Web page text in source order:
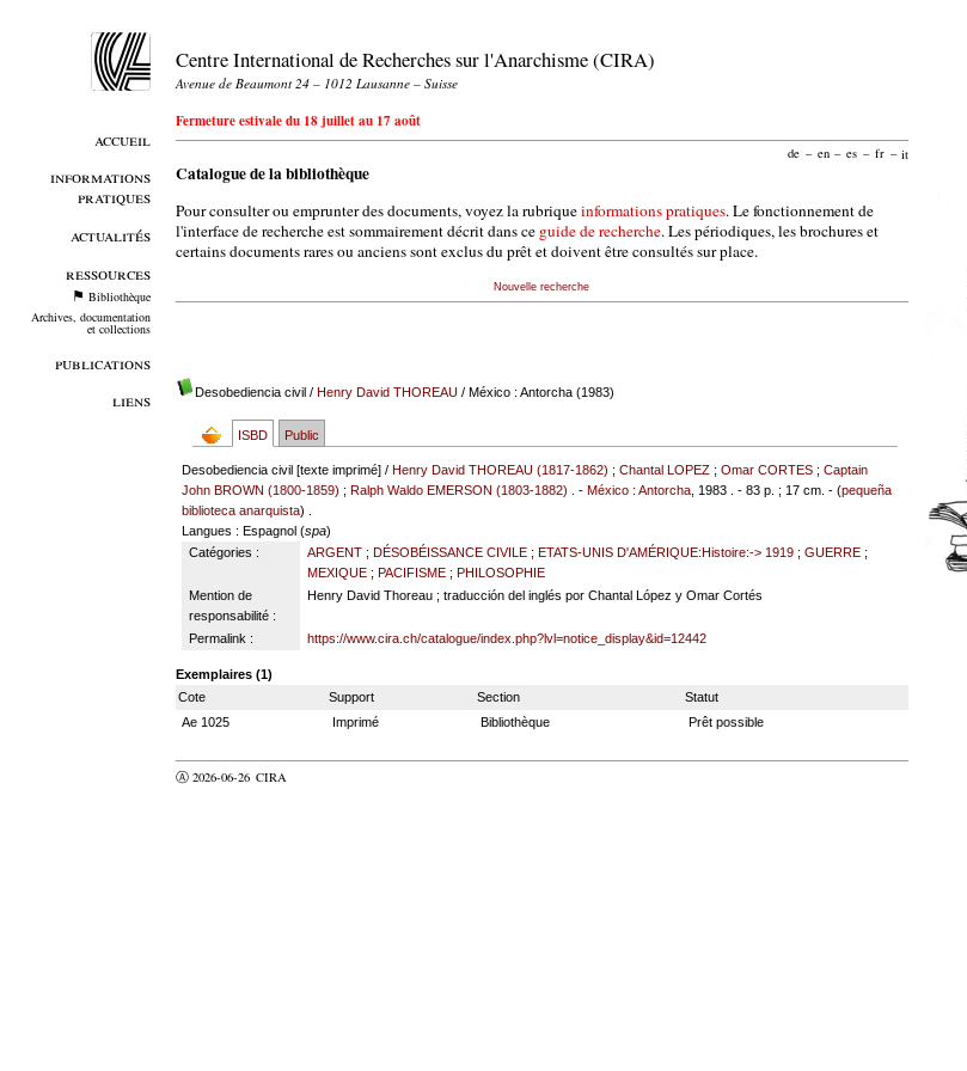
accueil
informations
pratiques
actualités
ressources
Bibliothèque
Archives, documentation
et collections
publications
liens
Centre International de Recherches sur l'Anarchisme (CIRA)
Avenue de Beaumont 24 – 1012 Lausanne – Suisse
Fermeture estivale du 18 juillet au 17 août
de – en – es – fr – it
Catalogue de la bibliothèque
Pour consulter ou emprunter des documents, voyez la rubriqueinformations pratiques. Le fonctionnement de
l'interface de recherche est sommairement décrit dans ce guide de recherche. Les périodiques, les brochures et
certains documents rares ou anciens sont exclus du prêt et doivent être consultés sur place.
Nouvelle recherche
Desobediencia civil/ Henry David THOREAU/ México : Antorcha (1983)
ISBD Public
Desobediencia civil [texte imprimé] /Henry David THOREAU (1817-1862) ;Chantal LOPEZ ;Omar CORTES ;Captain
John BROWN (1800-1859) ;Ralph Waldo EMERSON (1803-1882) . -México : Antorcha , 1983 . - 83 p. ; 17 cm. - (pequeña
biblioteca anarquista) .
Langues : Espagnol (spa)
Catégories :
ARGENT; DÉSOBÉISSANCE CIVILE; ETATS-UNIS D'AMÉRIQUE:Histoire:-> 1919; GUERRE;
MEXIQUE; PACIFISME; PHILOSOPHIE
Mention de
responsabilité :
Henry David Thoreau ; traducción del inglés por Chantal López y Omar Cortés
Permalink : https://www.cira.ch/catalogue/index.php?lvl=notice_display&id=12442
Exemplaires (1)
Cote
Support Section
Statut
Ae 1025
Imprimé Bibliothèque Prêt possible
Ⓐ 2026-06-26 CIRA